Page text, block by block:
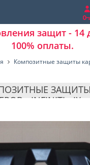
защит - 14
100% оплаты.
Композитные защиты
ЗАЩИТЫ
- INFINITI - JX